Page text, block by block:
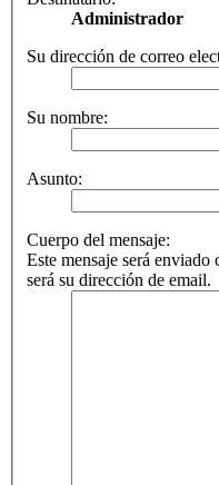
Administrador
Su dirección de correo
Su nombre:
Asunto:
Cuerpo del mensaje:
Este mensaje será
será su dirección de email.